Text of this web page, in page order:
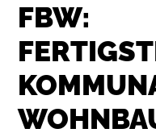
FBW: